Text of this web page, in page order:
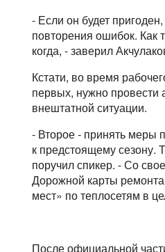
- Если он будет
повторения ошибок. Как
когда, - заверил
Кстати, во время
первых, нужно провести
внештатной ситуации.
- Второе - принять меры
к предстоящему сезону.
поручил спикер. - Со
Дорожной карты
мест» по теплосетям в
После официальной